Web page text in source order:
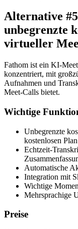
Alternative
unbegrenzte
virtueller
Fathom ist ein KI-
konzentriert, mit
Aufnahmen und
Meet-Calls bietet.
Wichtige
Unbegrenzte
kostenlosen Plan
Echtzeit-
Automatische
Integration mit
Wichtige
Mehrsprachige
Preise